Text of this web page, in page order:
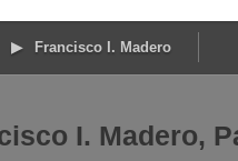
Francisco I. Madero
I. Madero,